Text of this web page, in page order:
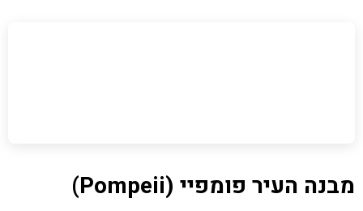
מבנה העיר פומפיי (Pompeii)